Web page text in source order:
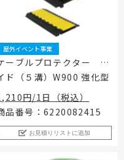
屋外イベント事業
ーブルプロテクター ワ
ド（５溝）W900 強化型
円/1日（税込）
品番号：6220082415
お見積りリストに追加